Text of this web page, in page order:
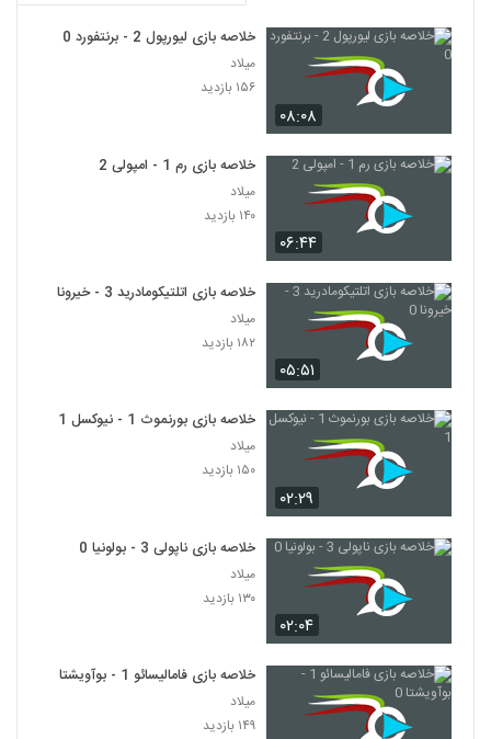
۰۸:۰۸
خلاصه بازی لیورپول 2 - برنتفورد 0
میلاد
۱۵۶ بازدید
۰۶:۴۴
خلاصه بازی رم 1 - امپولی 2
میلاد
۱۴۰ بازدید
۰۵:۵۱
خلاصه بازی اتلتیکومادرید 3 - خیرونا 0
میلاد
۱۸۲ بازدید
۰۲:۲۹
خلاصه بازی بورنموث 1 - نیوکسل 1
میلاد
۱۵۰ بازدید
۰۲:۰۴
خلاصه بازی ناپولی 3 - بولونیا 0
میلاد
۱۳۰ بازدید
خلاصه بازی فامالیسائو 1 - بوآویشتا 0
میلاد
۱۴۹ بازدید